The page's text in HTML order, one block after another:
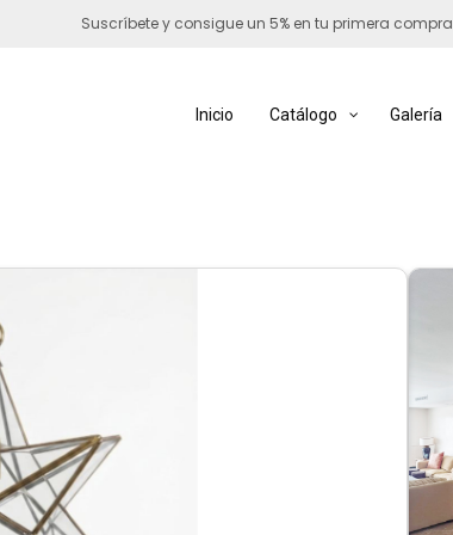
Suscríbete y consigue un 5% en tu primera compra
Inicio Catálogo Galería